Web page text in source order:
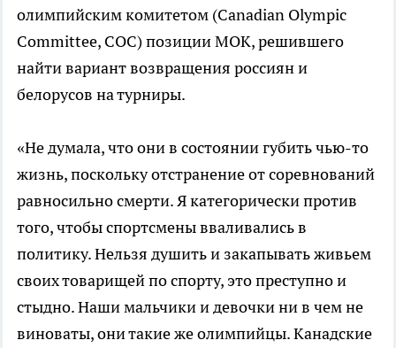
олимпийским комитетом (Canadian Olympic
Committee, COC) позиции МОК, решившего
найти вариант возвращения россиян и
белорусов на турниры.
«Не думала, что они в состоянии губить чью-то
жизнь, поскольку отстранение от соревнований
равносильно смерти. Я категорически против
того, чтобы спортсмены вваливались в
политику. Нельзя душить и закапывать живьем
своих товарищей по спорту, это преступно и
стыдно. Наши мальчики и девочки ни в чем не
виноваты, они такие же олимпийцы. Канадские